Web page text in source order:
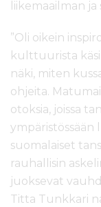
liikemaailman
”Oli oikein
kulttuurista
näki, miten
ohjeita.
otoksia, joissa
ympäristössään
suomalaiset
rauhallisin
juoksevat
Titta Tunkkari